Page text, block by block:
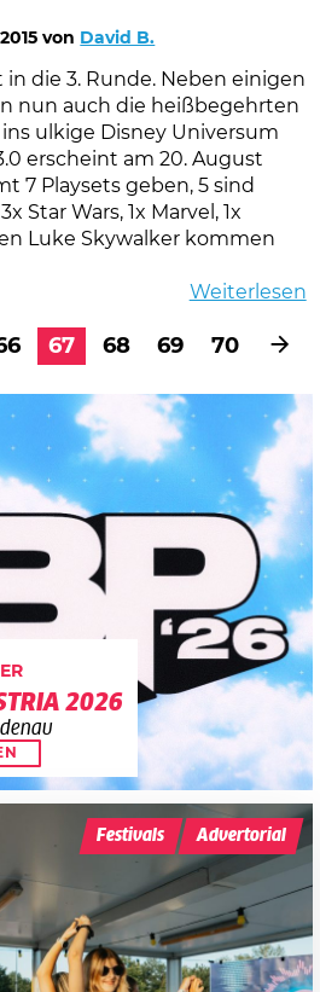
von David B.
die 3. Runde. Neben einigen
nun auch die heißbegehrten
ulkige Disney Universum
erscheint am 20. August
7 Playsets geben, 5 sind
Star Wars, 1x Marvel, 1x
Luke Skywalker kommen
Weiterlesen
67 68 69 70
2026
Festivals Advertorial